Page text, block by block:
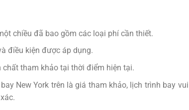
chiều đã bao gồm các loại phí cần thiết.
điều kiện được áp dụng.
chất tham khảo tại thời điểm hiện tại.
New York trên là giá tham khảo, lịch trình bay